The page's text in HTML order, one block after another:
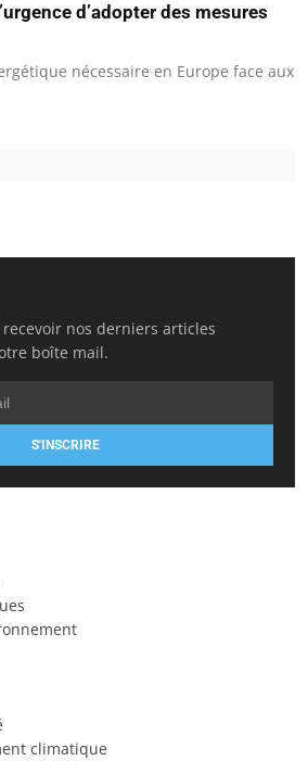
d’adopter des mesures
nécessaire en Europe face aux
nos derniers articles
boîte mail.
S'INSCRIRE
climatique